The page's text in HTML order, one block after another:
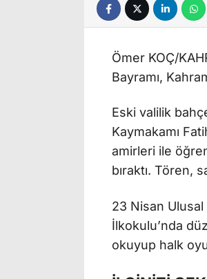
Ömer KOÇ/
Bayramı,
Eski valilik
Kaymakamı
amirleri ile
bıraktı. Tören,
23 Nisan Ulusal
İlkokulu’nda
okuyup halk